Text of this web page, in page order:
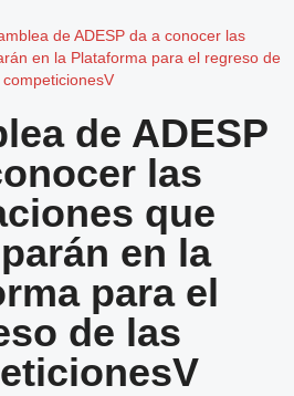
de ADESP da a conocer las
en la Plataforma para el regreso de
competicionesV
de ADESP
las
que
en la
para el
de las